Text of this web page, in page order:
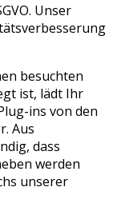
Unser
besuchten
ist, lädt Ihr
ins von den
Aus
dass
werden
unserer